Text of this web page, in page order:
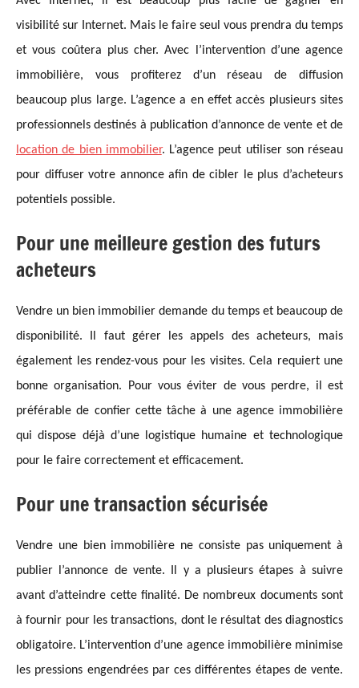
visibilité sur Internet. Mais le faire seul vous prendra du temps
et vous coûtera plus cher. Avec l’intervention d’une agence
immobilière, vous profiterez d’un réseau de diffusion
beaucoup plus large. L’agence a en effet accès plusieurs sites
professionnels destinés à publication d’annonce de vente et de
location de bien immobilier. L’agence peut utiliser son réseau
pour diffuser votre annonce afin de cibler le plus d’acheteurs
potentiels possible.
Pour une meilleure gestion des futurs
acheteurs
Vendre un bien immobilier demande du temps et beaucoup de
disponibilité. Il faut gérer les appels des acheteurs, mais
également les rendez-vous pour les visites. Cela requiert une
bonne organisation. Pour vous éviter de vous perdre, il est
préférable de confier cette tâche à une agence immobilière
qui dispose déjà d’une logistique humaine et technologique
pour le faire correctement et efficacement.
Pour une transaction sécurisée
Vendre une bien immobilière ne consiste pas uniquement à
publier l’annonce de vente. Il y a plusieurs étapes à suivre
avant d’atteindre cette finalité. De nombreux documents sont
à fournir pour les transactions, dont le résultat des diagnostics
obligatoire. L’intervention d’une agence immobilière minimise
les pressions engendrées par ces différentes étapes de vente.